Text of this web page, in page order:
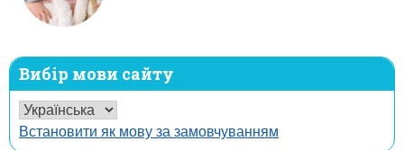
Вибір мови сайту
Встановити як мову за замовчуванням